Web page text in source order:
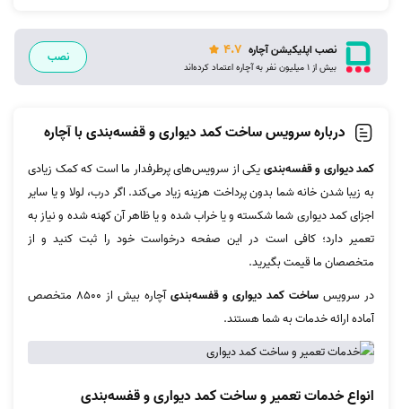
نصب اپلیکیشن آچاره 4.7
بیش از 1 میلیون نفر به آچاره اعتماد کرده‌اند
نصب
درباره سرویس ساخت کمد دیواری و قفسه‌بندی با آچاره
کمد دیواری و قفسه‌بندییکی از سرویس‌های پرطرفدار ما است که کمک زیادی
به زیبا شدن خانه شما بدون پرداخت هزینه زیاد می‌کند. اگر درب، لولا و یا سایر
اجزای کمد دیواری شما شکسته و یا خراب شده و یا ظاهر آن کهنه شده و نیاز به
تعمیر دارد؛ کافی است در این صفحه درخواست خود را ثبت کنید و از
متخصصان ما قیمت بگیرید.
در سرویس ساخت کمد دیواری و قفسه‌بندی
آچاره بیش از ۸۵۰۰ متخصص
آماده ارائه خدمات به شما هستند.
انواع خدمات تعمیر و ساخت کمد دیواری و قفسه‌بندی